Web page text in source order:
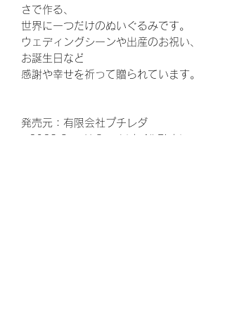
さで作る、
世界に一つだけのぬいぐるみです。
ウェディングシーンや出産のお祝い、
お誕生日など
感謝や幸せを祈って贈られています。
発売元：有限会社プチレダ